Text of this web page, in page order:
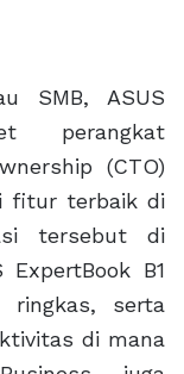
SMB, ASUS
perangkat
(CTO)
fitur terbaik di
tersebut di
B1
ringkas, serta
di mana